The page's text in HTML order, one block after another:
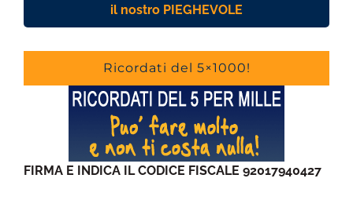
il nostro PIEGHEVOLE
Ricordati del 5×1000!
FIRMA E INDICA IL CODICE FISCALE 92017940427